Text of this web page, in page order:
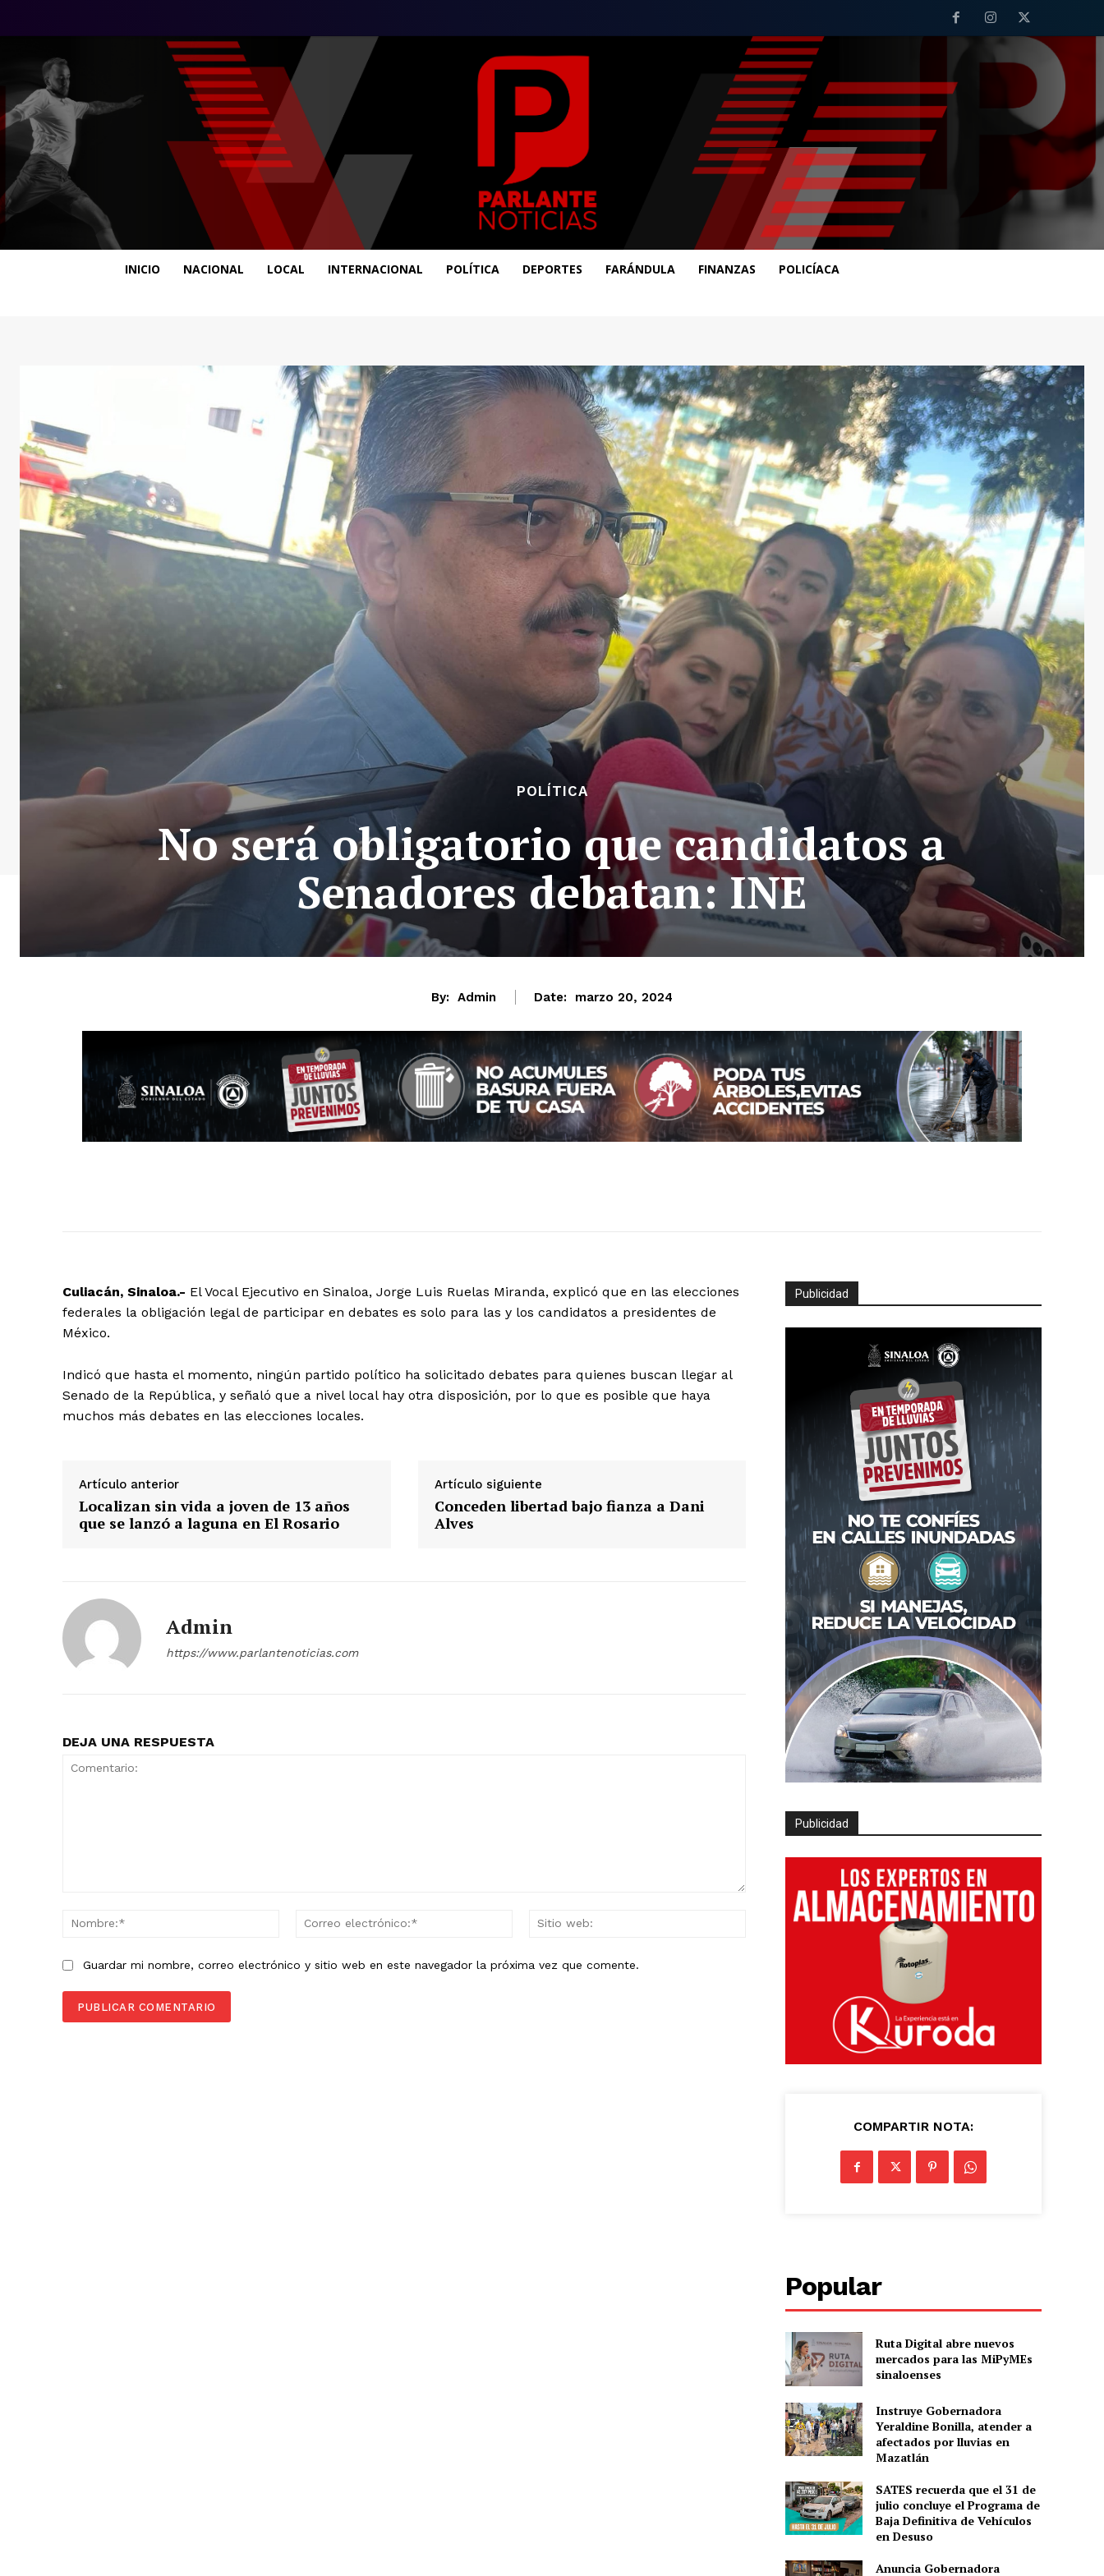
INICIO NACIONAL LOCAL INTERNACIONAL POLÍTICA DEPORTES FARÁNDULA FINANZAS POLICÍACA
POLÍTICA
No será obligatorio que candidatos a
Senadores debatan: INE
By: Admin Date: marzo 20, 2024
Culiacán, Sinaloa.- El Vocal Ejecutivo en Sinaloa, Jorge Luis Ruelas Miranda, explicó que en las elecciones
federales la obligación legal de participar en debates es solo para las y los candidatos a presidentes de
México.
Indicó que hasta el momento, ningún partido político ha solicitado debates para quienes buscan llegar al
Senado de la República, y señaló que a nivel local hay otra disposición, por lo que es posible que haya
muchos más debates en las elecciones locales.
Artículo anterior
Localizan sin vida a joven de 13 años
que se lanzó a laguna en El Rosario
Artículo siguiente
Conceden libertad bajo fianza a Dani
Alves
Admin
https://www.parlantenoticias.com
DEJA UNA RESPUESTA
Nombre:*
Correo
Guardar mi nombre, correo electrónico y sitio web en este navegador la próxima vez que comente.
Publicidad
Publicidad
COMPARTIR NOTA:
Popular
Ruta Digital abre nuevos
mercados para las MiPyMEs
sinaloenses
Instruye Gobernadora
Yeraldine Bonilla, atender a
afectados por lluvias en
Mazatlán
SATES recuerda que el 31 de
julio concluye el Programa de
Baja Definitiva de Vehículos
en Desuso
Anuncia Gobernadora